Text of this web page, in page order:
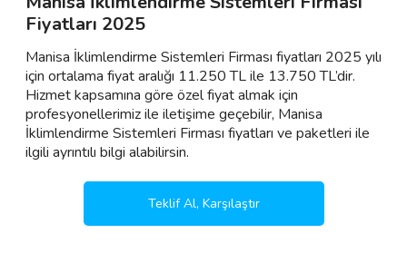
Fiyatları 2025
Manisa İklimlendirme Sistemleri Firması fiyatları 2025 yılı
için ortalama fiyat aralığı 11.250 TL ile 13.750 TL’dir.
Hizmet kapsamına göre özel fiyat almak için
profesyonellerimiz ile iletişime geçebilir, Manisa
İklimlendirme Sistemleri Firması fiyatları ve paketleri ile
ilgili ayrıntılı bilgi alabilirsin.
Teklif Al, Karşılaştır